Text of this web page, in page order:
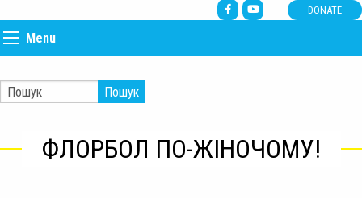
DONATE
Menu
Пошук
ФЛОРБОЛ ПО-ЖІНОЧОМУ!